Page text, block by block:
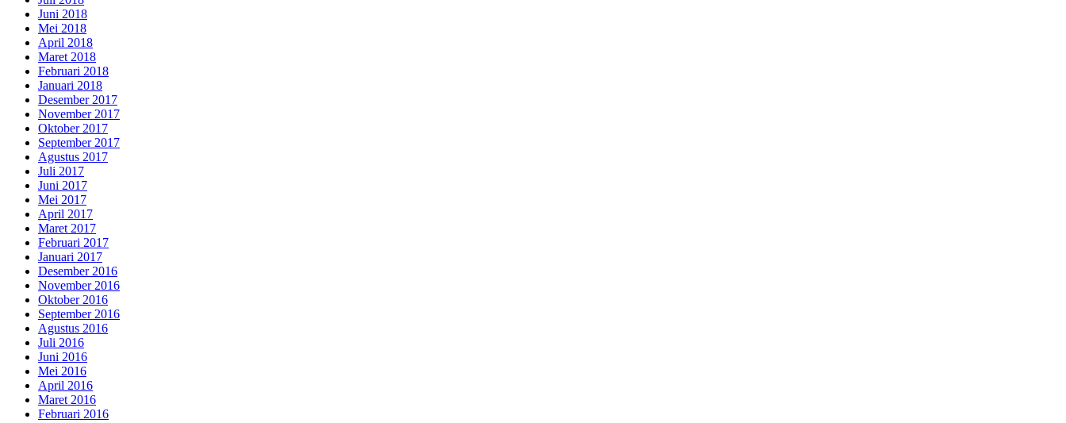
Juni 2018
Mei 2018
April 2018
Maret 2018
Februari 2018
Januari 2018
Desember 2017
November 2017
Oktober 2017
September 2017
Agustus 2017
Juli 2017
Juni 2017
Mei 2017
April 2017
Maret 2017
Februari 2017
Januari 2017
Desember 2016
November 2016
Oktober 2016
September 2016
Agustus 2016
Juli 2016
Juni 2016
Mei 2016
April 2016
Maret 2016
Februari 2016